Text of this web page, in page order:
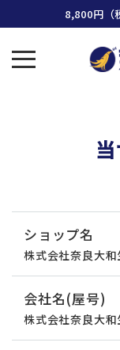
8,800円（
ショップ名
株式会社奈良大
会社名(屋号)
株式会社奈良大和